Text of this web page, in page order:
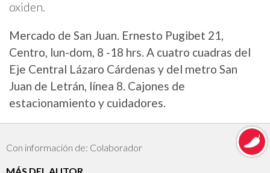
oxiden.
Mercado de San Juan. Ernesto Pugibet 21,
Centro, lun-dom, 8 -18 hrs. A cuatro cuadras del
Eje Central Lázaro Cárdenas y del metro San
Juan de Letrán, línea 8. Cajones de
estacionamiento y cuidadores.
Con información de: Colaborador